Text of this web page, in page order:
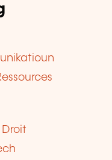
Droit